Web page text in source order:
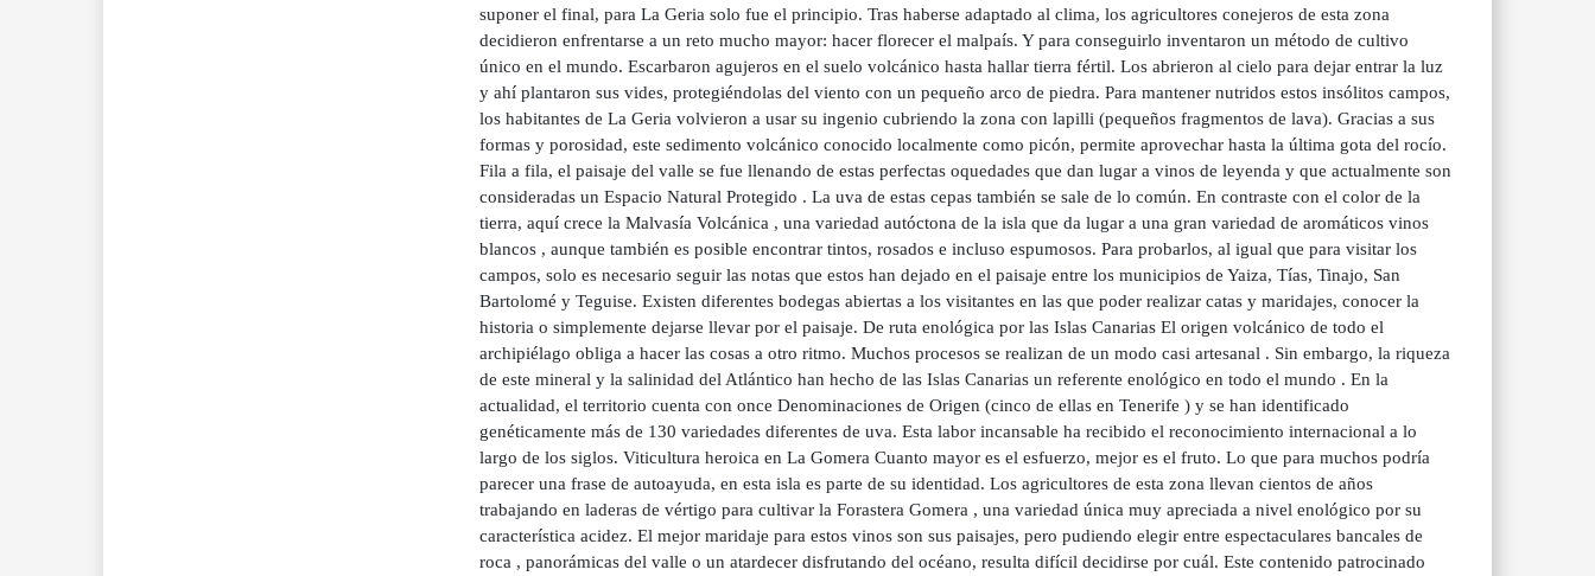
suponer el final, para La Geria solo fue el principio. Tras haberse adaptado al clima, los agricultores conejeros de esta zona
decidieron enfrentarse a un reto mucho mayor: hacer florecer el malpaís. Y para conseguirlo inventaron un método de cultivo
único en el mundo. Escarbaron agujeros en el suelo volcánico hasta hallar tierra fértil. Los abrieron al cielo para dejar entrar la luz
y ahí plantaron sus vides, protegiéndolas del viento con un pequeño arco de piedra. Para mantener nutridos estos insólitos campos,
los habitantes de La Geria volvieron a usar su ingenio cubriendo la zona con lapilli (pequeños fragmentos de lava). Gracias a sus
formas y porosidad, este sedimento volcánico conocido localmente como picón, permite aprovechar hasta la última gota del rocío.
Fila a fila, el paisaje del valle se fue llenando de estas perfectas oquedades que dan lugar a vinos de leyenda y que actualmente son
consideradas un Espacio Natural Protegido . La uva de estas cepas también se sale de lo común. En contraste con el color de la
tierra, aquí crece la Malvasía Volcánica , una variedad autóctona de la isla que da lugar a una gran variedad de aromáticos vinos
blancos , aunque también es posible encontrar tintos, rosados e incluso espumosos. Para probarlos, al igual que para visitar los
campos, solo es necesario seguir las notas que estos han dejado en el paisaje entre los municipios de Yaiza, Tías, Tinajo, San
Bartolomé y Teguise. Existen diferentes bodegas abiertas a los visitantes en las que poder realizar catas y maridajes, conocer la
historia o simplemente dejarse llevar por el paisaje. De ruta enológica por las Islas Canarias El origen volcánico de todo el
archipiélago obliga a hacer las cosas a otro ritmo. Muchos procesos se realizan de un modo casi artesanal . Sin embargo, la riqueza
de este mineral y la salinidad del Atlántico han hecho de las Islas Canarias un referente enológico en todo el mundo . En la
actualidad, el territorio cuenta con once Denominaciones de Origen (cinco de ellas en Tenerife ) y se han identificado
genéticamente más de 130 variedades diferentes de uva. Esta labor incansable ha recibido el reconocimiento internacional a lo
largo de los siglos. Viticultura heroica en La Gomera Cuanto mayor es el esfuerzo, mejor es el fruto. Lo que para muchos podría
parecer una frase de autoayuda, en esta isla es parte de su identidad. Los agricultores de esta zona llevan cientos de años
trabajando en laderas de vértigo para cultivar la Forastera Gomera , una variedad única muy apreciada a nivel enológico por su
característica acidez. El mejor maridaje para estos vinos son sus paisajes, pero pudiendo elegir entre espectaculares bancales de
roca , panorámicas del valle o un atardecer disfrutando del océano, resulta difícil decidirse por cuál. Este contenido patrocinado